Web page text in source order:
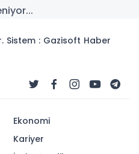
Sistem : Gazisoft Haber
Ekonomi
Kariyer